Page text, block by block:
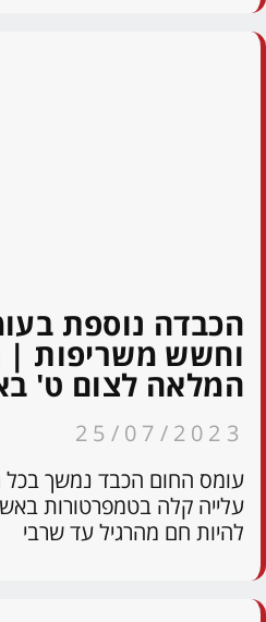
הכבדה נוספת
וחשש משריפות |
המלאה לצום ט'
25/07/2023
עומס החום הכבד נמשך בכל
עלייה קלה בטמפרטורות
להיות חם מהרגיל עד שרבי